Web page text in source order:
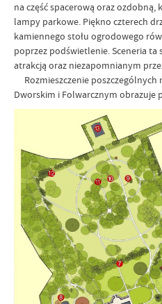
na część spacerową oraz
lampy parkowe. Piękno czterech
kamiennego stołu ogrodowego
poprzez podświetlenie. Sceneria ta
atrakcją oraz niezapomnianym
Rozmieszczenie poszczególnych
Dworskim i Folwarcznym obrazuje